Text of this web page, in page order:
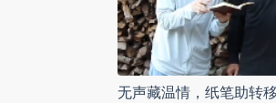
无声藏温情，纸笔助转